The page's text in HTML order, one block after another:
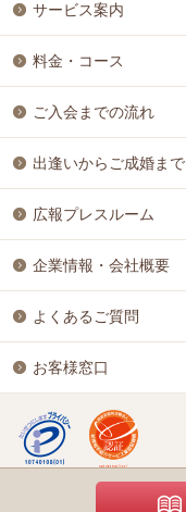
サービス案内
料金・コース
ご入会までの流れ
出逢いからご成婚まで
広報プレスルーム
企業情報・会社概要
よくあるご質問
お客様窓口
特定商取引に基づく表記